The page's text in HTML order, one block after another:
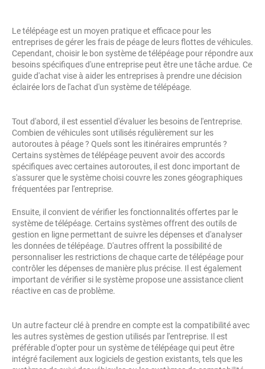
Le télépéage est un moyen pratique et efficace pour les
entreprises de gérer les frais de péage de leurs flottes de véhicules.
Cependant, choisir le bon système de télépéage pour répondre aux
besoins spécifiques d'une entreprise peut être une tâche ardue. Ce
guide d'achat vise à aider les entreprises à prendre une décision
éclairée lors de l'achat d'un système de télépéage.
Tout d'abord, il est essentiel d'évaluer les besoins de l'entreprise.
Combien de véhicules sont utilisés régulièrement sur les
autoroutes à péage ? Quels sont les itinéraires empruntés ?
Certains systèmes de télépéage peuvent avoir des accords
spécifiques avec certaines autoroutes, il est donc important de
s'assurer que le système choisi couvre les zones géographiques
fréquentées par l'entreprise.
Ensuite, il convient de vérifier les fonctionnalités offertes par le
système de télépéage. Certains systèmes offrent des outils de
gestion en ligne permettant de suivre les dépenses et d'analyser
les données de télépéage. D'autres offrent la possibilité de
personnaliser les restrictions de chaque carte de télépéage pour
contrôler les dépenses de manière plus précise. Il est également
important de vérifier si le système propose une assistance client
réactive en cas de problème.
Un autre facteur clé à prendre en compte est la compatibilité avec
les autres systèmes de gestion utilisés par l'entreprise. Il est
préférable d'opter pour un système de télépéage qui peut être
intégré facilement aux logiciels de gestion existants, tels que les